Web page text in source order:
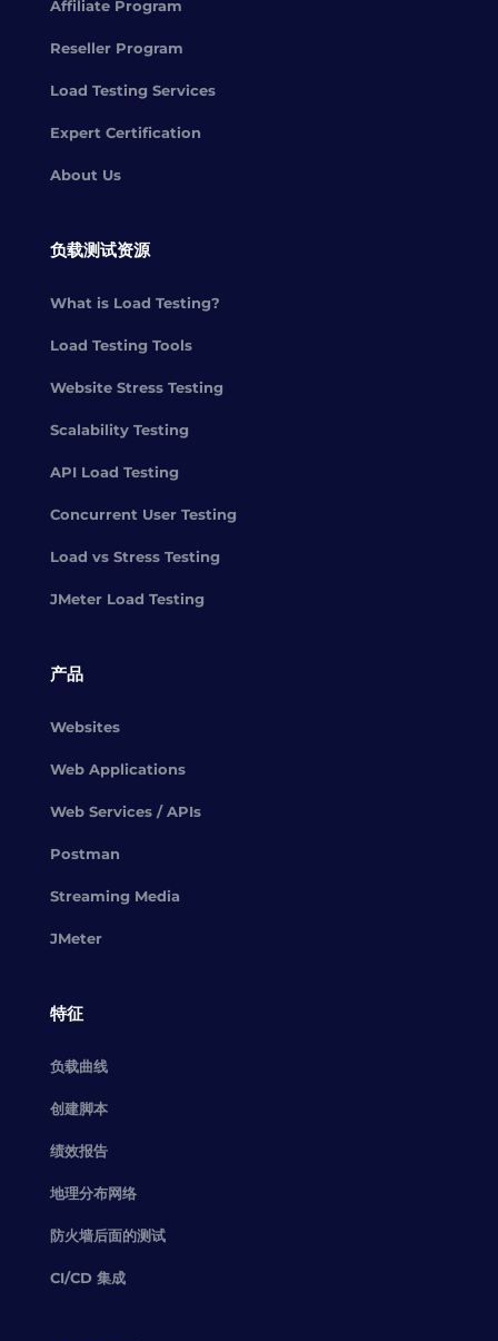
Affiliate Program
Reseller Program
Load Testing Services
Expert Certification
About Us
负载测试资源
What is Load Testing?
Load Testing Tools
Website Stress Testing
Scalability Testing
API Load Testing
Concurrent User Testing
Load vs Stress Testing
JMeter Load Testing
产品
Websites
Web Applications
Web Services / APIs
Postman
Streaming Media
JMeter
特征
负载曲线
创建脚本
绩效报告
地理分布网络
防火墙后面的测试
CI/CD 集成